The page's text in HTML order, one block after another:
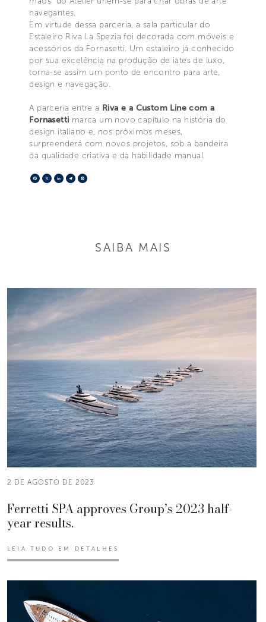
navegantes.
Em virtude dessa parceria, a sala particular do
Estaleiro Riva La Spezia foi decorada com móveis e
acessórios da Fornasetti. Um estaleiro já conhecido
por sua excelência na produção de iates de luxo,
torna-se assim um ponto de encontro para arte,
design e navegação.
A parceria entre a Riva e a Custom Line com a
Fornasetti marca um novo capítulo na história do
design italiano e, nos próximos meses,
surpreenderá com novos projetos, sob a bandeira
da qualidade criativa e da habilidade manual.
Facebook
X LinkedIn
Telegram
SAIBA MAIS
2 DE AGOSTO DE 2023
Ferretti SPA approves Group’s 2023 half-
year results.
LEIA TUDO EM DETALHES